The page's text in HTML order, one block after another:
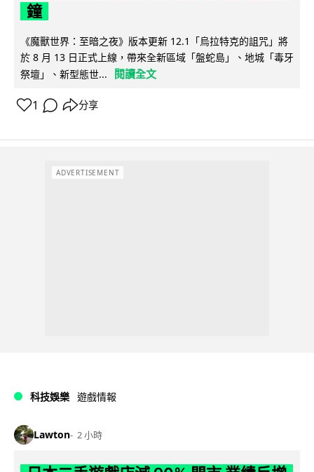
鐘
《魔獸世界：至暗之夜》版本更新 12.1「烏拉特克的詛咒」將
於 8 月 13 日正式上線，帶來全新區域「盤蛇島」、地城「毒牙
祭壇」、新型態世...
閱讀全文
1 分享
ADVERTISEMENT
科技娛樂 遊戲情報
Lawton 2 小時